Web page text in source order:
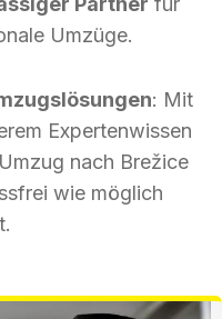
Umzüge.
: Mit
Expertenwissen
nach Brežice
wie möglich